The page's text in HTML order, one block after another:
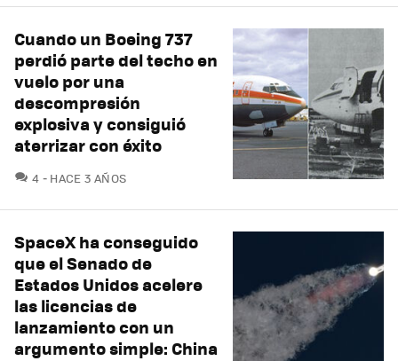
Cuando un Boeing 737
perdió parte del techo en
vuelo por una
descompresión
explosiva y consiguió
aterrizar con éxito
4 COMENTARIOS
HACE 3 AÑOS
SpaceX ha conseguido
que el Senado de
Estados Unidos acelere
las licencias de
lanzamiento con un
argumento simple: China